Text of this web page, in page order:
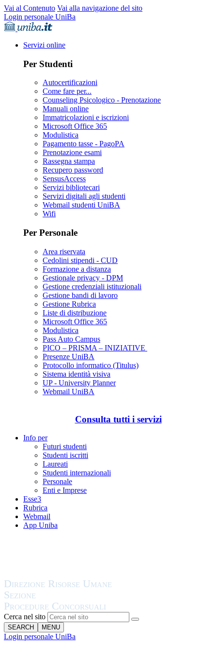
Vai al Contenuto Vai alla navigazione del sito
Login personale UniBa
Servizi online
Per Studenti
Autocertificazioni
Come fare per...
Counseling Psicologico - Prenotazione
Manuali online
Immatricolazioni e iscrizioni
Microsoft Office 365
Modulistica
Pagamento tasse - PagoPA
Prenotazione esami
Rassegna stampa
Recupero password
SensusAccess
Servizi bibliotecari
Servizi digitali agli studenti
Webmail studenti UniBA
Wifi
Per Personale
Area riservata
Cedolini stipendi - CUD
Formazione a distanza
Gestionale privacy - DPM
Gestione credenziali istituzionali
Gestione bandi di lavoro
Gestione Rubrica
Liste di distribuzione
Microsoft Office 365
Modulistica
Pass Auto Campus
PICO – PRISMA – INIZIATIVE
Presenze UniBA
Protocollo informatico (Titulus)
Sistema identità visiva
UP - University Planner
Webmail UniBA
Consulta tutti i servizi
Info per
Futuri studenti
Studenti iscritti
Laureati
Studenti internazionali
Personale
Enti e Imprese
Esse3
Rubrica
Webmail
App Uniba
Cerca nel sito
SEARCH MENU
Login personale UniBa